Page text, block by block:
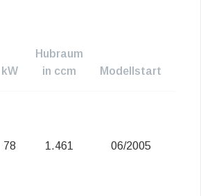
kW
Hubraum
in ccm
Modellstart
78 1.461 06/2005